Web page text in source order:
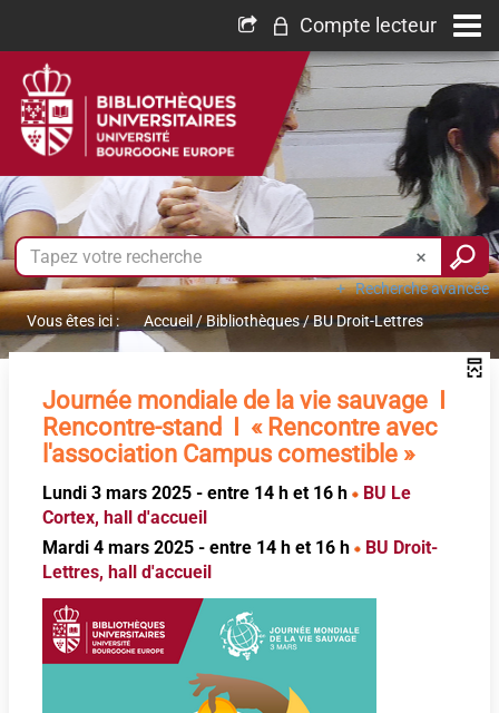
Compte lecteur
Recherche avancée
Vous êtes ici :
Accueil /Bibliothèques/BU Droit-Lettres
Journée mondiale de la vie sauvage I
Rencontre-stand I « Rencontre avec
l'association Campus comestible »
Lundi 3 mars 2025 - entre 14 h et 16 h
BU Le
Cortex, hall d'accueil
Mardi 4 mars 2025 - entre 14 h et 16 h
BU Droit-
Lettres, hall d'accueil